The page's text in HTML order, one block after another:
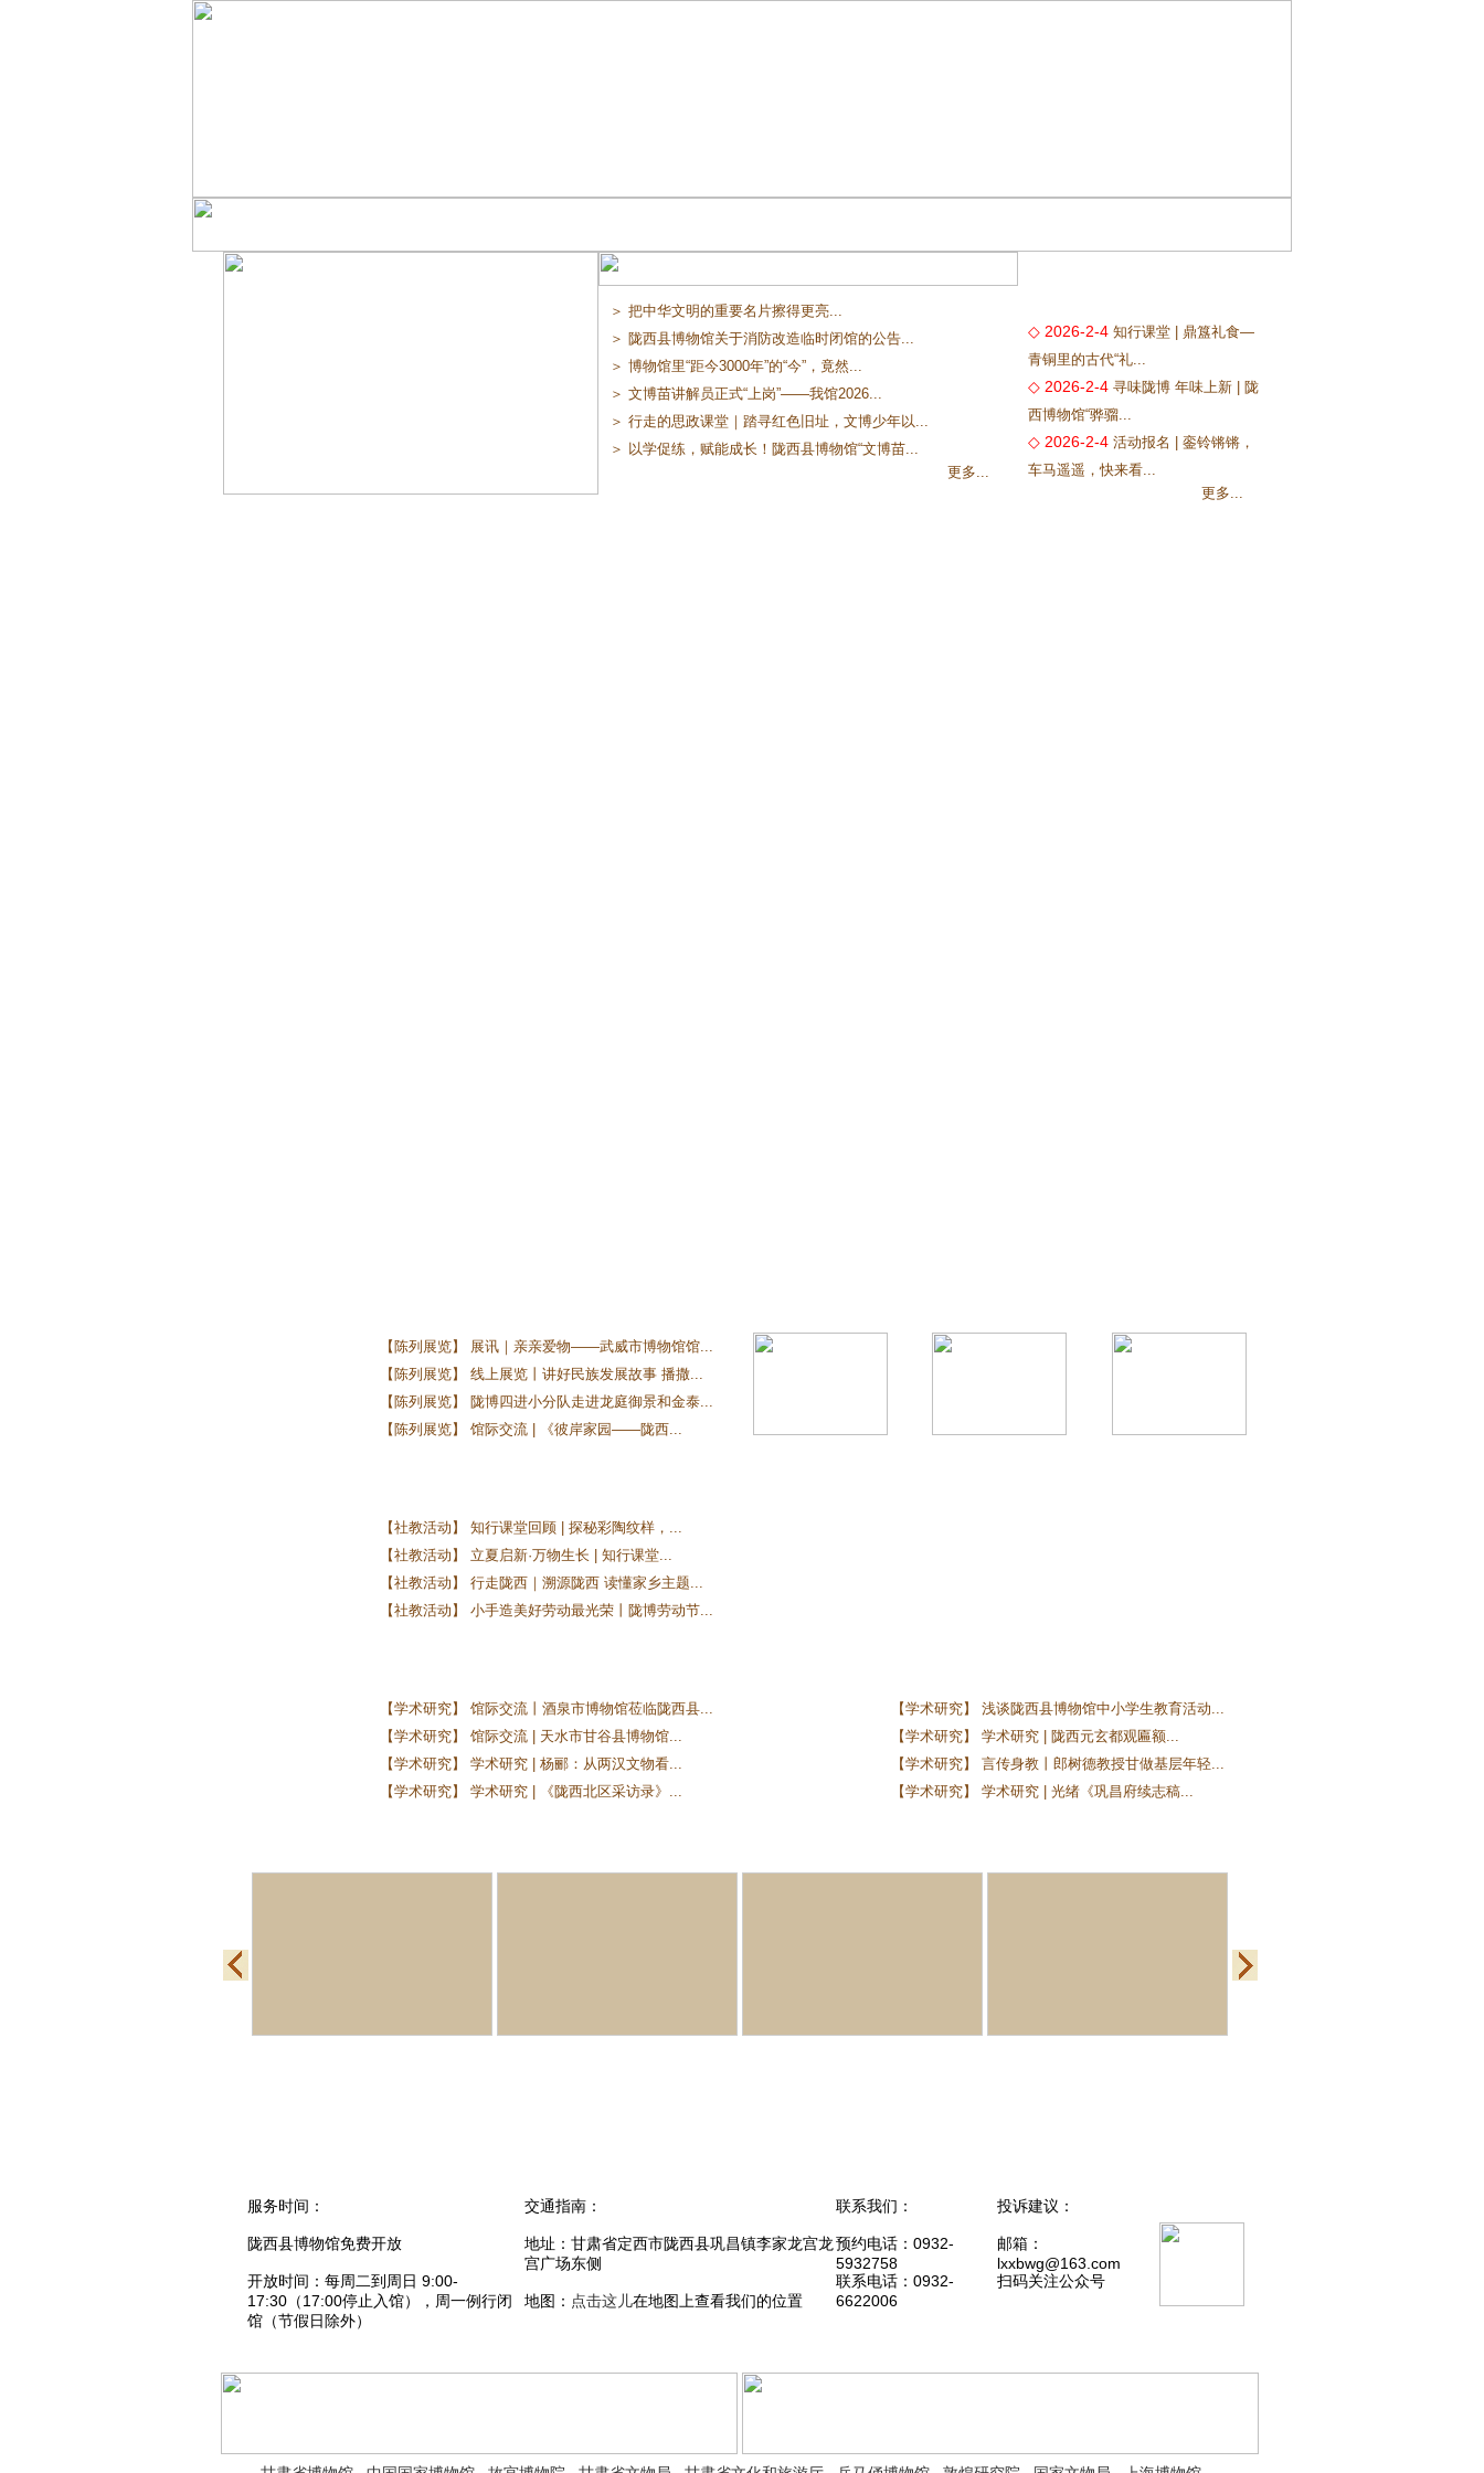
＞ 把中华文明的重要名片擦得更亮...
＞ 陇西县博物馆关于消防改造临时闭馆的公告...
＞ 博物馆里“距今3000年”的“今”，竟然...
＞ 文博苗讲解员正式“上岗”——我馆2026...
＞ 行走的思政课堂｜踏寻红色旧址，文博少年以...
＞ 以学促练，赋能成长！陇西县博物馆“文博苗...
更多...
◇ 2026-2-4 知行课堂 | 鼎簋礼食—
青铜里的古代“礼...
◇ 2026-2-4 寻味陇博 年味上新 | 陇
西博物馆“骅骝...
◇ 2026-2-4 活动报名 | 銮铃锵锵，
车马遥遥，快来看...
更多...
【陈列展览】 展讯｜亲亲爱物——武威市博物馆馆...
【陈列展览】 线上展览丨讲好民族发展故事 播撒...
【陈列展览】 陇博四进小分队走进龙庭御景和金泰...
【陈列展览】 馆际交流 | 《彼岸家园——陇西...
【社教活动】 知行课堂回顾 | 探秘彩陶纹样，...
【社教活动】 立夏启新·万物生长 | 知行课堂...
【社教活动】 行走陇西｜溯源陇西 读懂家乡主题...
【社教活动】 小手造美好劳动最光荣丨陇博劳动节...
【学术研究】 馆际交流丨酒泉市博物馆莅临陇西县...
【学术研究】 馆际交流 | 天水市甘谷县博物馆...
【学术研究】 学术研究 | 杨郦：从两汉文物看...
【学术研究】 学术研究 | 《陇西北区采访录》...
【学术研究】 浅谈陇西县博物馆中小学生教育活动...
【学术研究】 学术研究 | 陇西元玄都观匾额...
【学术研究】 言传身教丨郎树德教授甘做基层年轻...
【学术研究】 学术研究 | 光绪《巩昌府续志稿...
服务时间：
陇西县博物馆免费开放
开放时间：每周二到周日 9:00-
17:30（17:00停止入馆），周一例行闭
馆（节假日除外）
交通指南：
地址：甘肃省定西市陇西县巩昌镇李家龙宫龙
宫广场东侧
地图： 点击这儿在地图上查看我们的位置
联系我们：
预约电话：0932-
5932758
联系电话：0932-
6622006
投诉建议：
邮箱：
lxxbwg@163.com
扫码关注公众号